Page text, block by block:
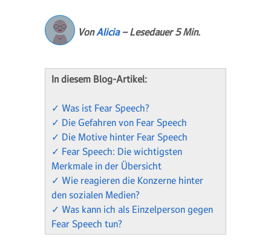
VonAlicia – Lesedauer 5 Min.
In diesem Blog-Artikel:
✓ Was ist Fear Speech?
✓ Die Gefahren von Fear Speech
✓ Die Motive hinter Fear Speech
✓ Fear Speech: Die wichtigsten
Merkmale in der Übersicht
✓ Wie reagieren die Konzerne hinter
den sozialen Medien?
✓ Was kann ich als Einzelperson gegen
Fear Speech tun?